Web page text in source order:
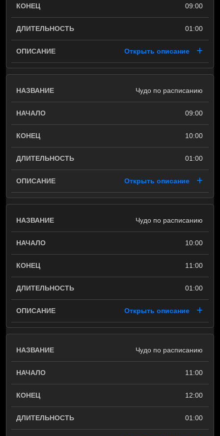
09:00
01:00
Открыть описание
Чудо по расписанию
09:00
10:00
01:00
Открыть описание
Чудо по расписанию
10:00
11:00
01:00
Открыть описание
Чудо по расписанию
11:00
12:00
01:00